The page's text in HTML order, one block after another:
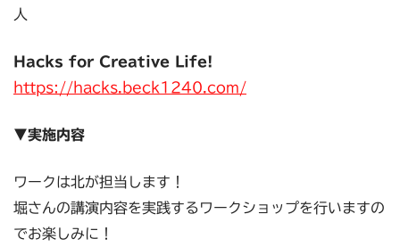
人
Hacks for Creative Life!
https://hacks.beck1240.com/
▼実施内容
ワークは北が担当します！
堀さんの講演内容を実践するワークショップを行いますの
でお楽しみに！